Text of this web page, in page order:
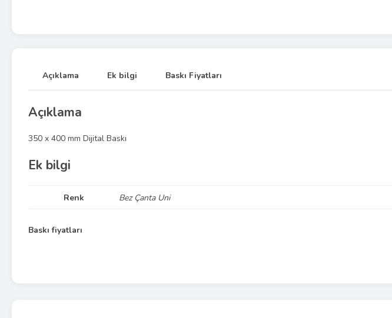
Açıklama Ek bilgi Baskı Fiyatları
Açıklama
350 x 400 mm Dijital Baskı
Ek bilgi
Renk Bez Çanta Uni
Baskı fiyatları